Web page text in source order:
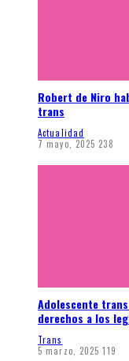
Robert de Niro
trans
Actualidad
7 mayo, 2025 238
Adolescente
derechos a los
Trans
5 marzo, 2025 119